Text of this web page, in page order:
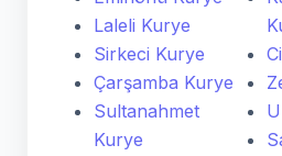
Laleli Kurye
Sirkeci Kurye
Çarşamba Kurye
Sultanahmet
Kurye